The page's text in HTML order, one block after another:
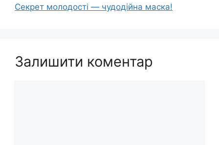
Секрет молодості — чудодійна маска!
Залишити коментар